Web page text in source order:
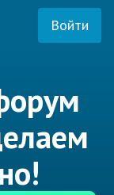
Войти